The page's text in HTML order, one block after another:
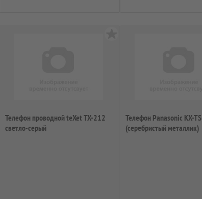
Телефон проводной teXet TX-212
светло-серый
Телефон Panasonic KX-
(серебристый металлик)